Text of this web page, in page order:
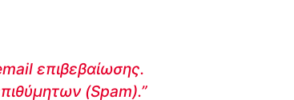
επιβεβαίωσης.
(Spam).”